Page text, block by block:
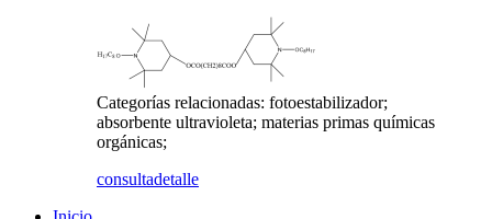
Categorías relacionadas: fotoestabilizador;
absorbente ultravioleta; materias primas químicas
orgánicas;
consultadetalle